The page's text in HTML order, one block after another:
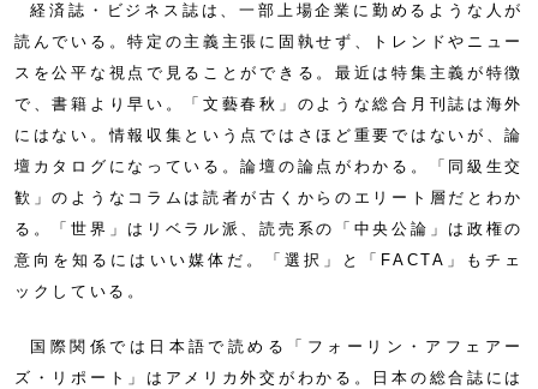
経済誌・ビジネス誌は、一部上場企業に勤めるような人が
読んでいる。特定の主義主張に固執せず、トレンドやニュー
スを公平な視点で見ることができる。最近は特集主義が特徴
で、書籍より早い。「文藝春秋」のような総合月刊誌は海外
にはない。情報収集という点ではさほど重要ではないが、論
壇カタログになっている。論壇の論点がわかる。「同級生交
歓」のようなコラムは読者が古くからのエリート層だとわか
る。「世界」はリベラル派、読売系の「中央公論」は政権の
意向を知るにはいい媒体だ。「選択」と「FACTA」もチェ
ックしている。
国際関係では日本語で読める「フォーリン・アフェアー
ズ・リポート」はアメリカ外交がわかる。日本の総合誌には